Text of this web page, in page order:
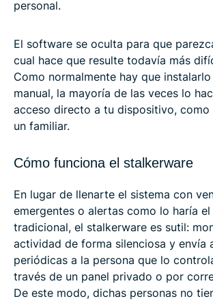
personal.
El software se oculta para que
cual hace que resulte todavía más
Como normalmente hay que
manual, la mayoría de las veces lo
acceso directo a tu dispositivo, como
un familiar.
Cómo funciona el stalkerware
En lugar de llenarte el sistema con
emergentes o alertas como lo haría
tradicional, el stalkerware es sutil:
actividad de forma silenciosa y envía
periódicas a la persona que lo
través de un panel privado o por
De este modo, dichas personas no